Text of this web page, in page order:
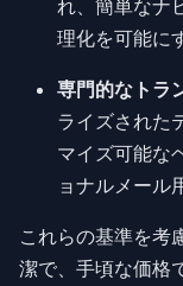
れ、簡単なナ
理化を可能に
専門的なトラ
ライズされた
マイズ可能な
ョナルメール
これらの基準を考
潔で、手頃な価格